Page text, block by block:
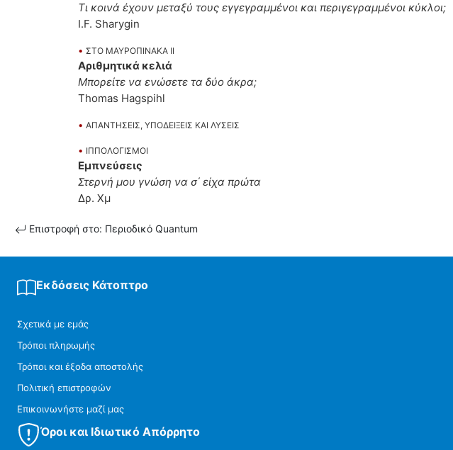
Τι κοινά έχουν μεταξύ τους εγγεγραμμένοι και περιγεγραμμένοι κύκλοι;
I.F. Sharygin
• ΣΤΟ ΜΑΥΡΟΠΙΝΑΚΑ ΙΙ
Αριθμητικά κελιά
Μπορείτε να ενώσετε τα δύο άκρα;
Thomas Hagspihl
• ΑΠΑΝΤΗΣΕΙΣ, ΥΠΟΔΕΙΞΕΙΣ ΚΑΙ ΛΥΣΕΙΣ
• ΙΠΠΟΛΟΓΙΣΜΟΙ
Εμπνεύσεις
Στερνή μου γνώση να σ΄ είχα πρώτα
Δρ. Χμ
Επιστροφή στο: Περιοδικό Quantum
Εκδόσεις Κάτοπτρο
Σχετικά με εμάς
Τρόποι πληρωμής
Τρόποι και έξοδα αποστολής
Πολιτική επιστροφών
Επικοινωνήστε μαζί μας
Όροι και Ιδιωτικό Απόρρητο